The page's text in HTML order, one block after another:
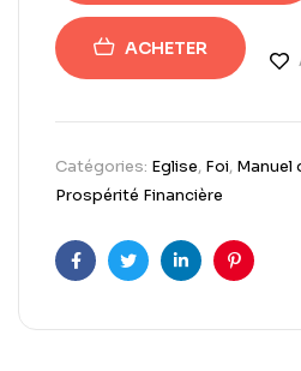
ACHETER
Catégories: Eglise, Foi, Manuel
Prospérité Financière
FacebookTwitterLinkedinPinterest